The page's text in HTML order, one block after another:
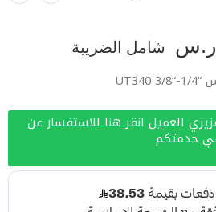
ر.س شامل الضريبة
العميل انقر هنا للاستفسار عن
في خدمتكم